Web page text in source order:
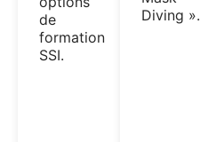
de
formation
SSI.
Diving ».